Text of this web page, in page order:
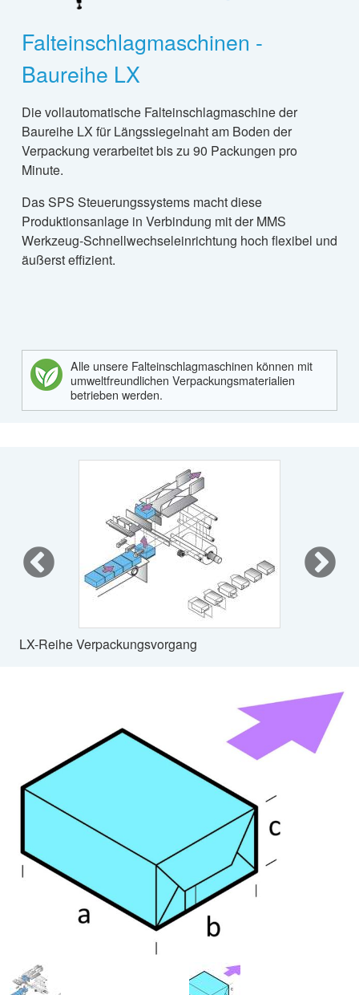
Falteinschlagmaschinen -
Baureihe LX
Die vollautomatische Falteinschlagmaschine der
Baureihe LX für Längssiegelnaht am Boden der
Verpackung verarbeitet bis zu 90 Packungen pro
Minute.
Das SPS Steuerungssystems macht diese
Produktionsanlage in Verbindung mit der MMS
Werkzeug-Schnellwechseleinrichtung hoch flexibel und
äußerst effizient.
Alle unsere Falteinschlagmaschinen können mit
umweltfreundlichen Verpackungsmaterialien
betrieben werden.
LX-Reihe Verpackungsvorgang